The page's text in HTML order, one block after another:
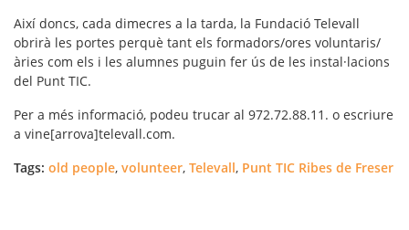
Així doncs, cada dimecres a la tarda, la Fundació Televall
obrirà les portes perquè tant els formadors/ores voluntaris/
àries com els i les alumnes puguin fer ús de les instal·lacions
del Punt TIC.
Per a més informació, podeu trucar al 972.72.88.11. o escriure
a vine[arrova]televall.com.
Tags: old people, volunteer, Televall, Punt TIC Ribes de Freser